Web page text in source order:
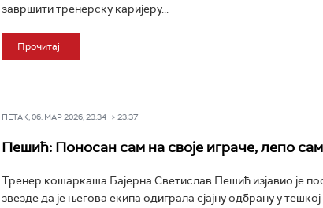
завршити тренерску каријеру...
Прочитај
ПЕТАК, 06. МАР 2026, 23:34 -> 23:37
Пешић: Поносан сам на своје играче, лепо
Тренер кошаркаша Бајерна Светислав Пешић изјавио је
звезде да је његова екипа одиграла сјајну одбрану у